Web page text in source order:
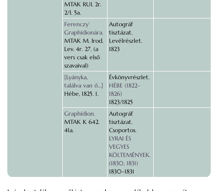
MTAK RUI. 2r.
2/I. 5a.
Ferenczy’
Graphídionára.
MTAK M. Irod.
Lev. 4r. 27. (a
vers csak első
szavaival)
Autográf
tisztázat.
Levélrészlet.
1823
[Lyányka,
találva van ő…]
Hébe, 1825. 1.
Évkönyvrészlet.
HÉBE (1822–
1826)
1823/1825
Graphídion.
MTAK K 642.
41a.
Autográf
tisztázat.
Csoportos.
LYRAI ÉS
VEGYES
KÖLTEMÉNYEK.
(1830, 1831)
1830–1831